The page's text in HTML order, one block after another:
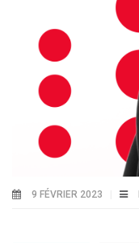
9 FÉVRIER 2023